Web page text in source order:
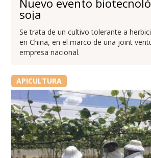
soja
Se trata de un cultivo tolerante a
en China, en el marco de una joint
empresa nacional.
APICULTURA